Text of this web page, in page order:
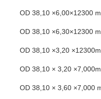
OD 38,10 ×6,00×12300
OD 38,10 ×6,30×12300
OD 38,10 ×3,20
OD 38,10 × 3,20
OD 38,10 × 3,60 ×7,000